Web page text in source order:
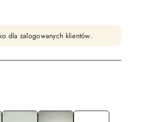
dla zalogowanych klientów.